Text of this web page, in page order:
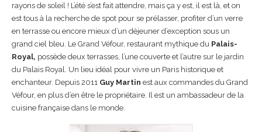
rayons de soleil ! L’été s’est fait attendre, mais ça y est, il est là, et on
est tous à la recherche de spot pour se prélasser, profiter d’un verre
en terrasse ou encore mieux d’un déjeuner d’exception sous un
grand ciel bleu. Le Grand Véfour, restaurant mythique du Palais-
Royal, possède deux terrasses, l’une couverte et l’autre sur le jardin
du Palais Royal. Un lieu idéal pour vivre un Paris historique et
enchanteur. Depuis 2011 Guy Martin est aux commandes du Grand
Véfour, en plus d’en être le propriétaire. Il est un ambassadeur de la
cuisine française dans le monde.